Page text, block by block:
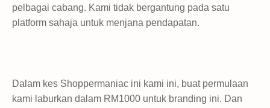
pelbagai cabang. Kami tidak bergantung pada satu
platform sahaja untuk menjana pendapatan.
Dalam kes Shoppermaniac ini kami ini, buat permulaan
kami laburkan dalam RM1000 untuk branding ini. Dan